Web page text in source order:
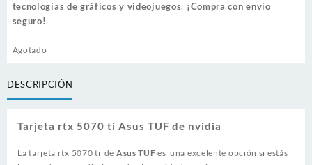
tecnologías de gráficos y videojuegos. ¡Compra con envío
seguro!
Agotado
DESCRIPCIÓN
Tarjeta rtx 5070 ti Asus TUF de nvidia
La tarjeta rtx 5070 ti de Asus TUF es una excelente opción si estás